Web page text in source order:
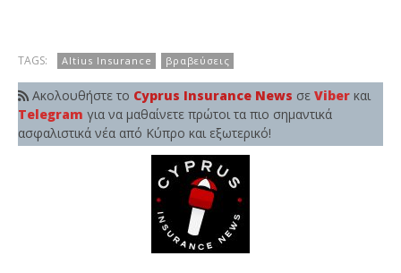
TAGS: Altius Insurance βραβεύσεις
Ακολουθήστε το Cyprus Insurance News σε Viber και
Telegram για να μαθαίνετε πρώτοι τα πιο σημαντικά
ασφαλιστικά νέα από Κύπρο και εξωτερικό!